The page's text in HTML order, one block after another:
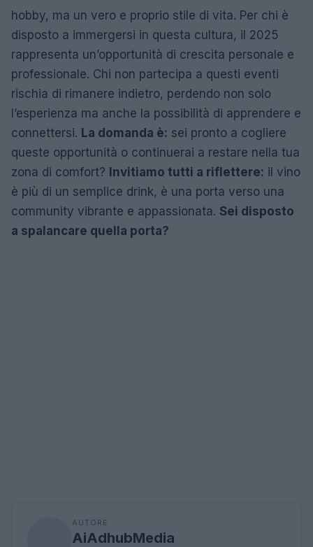
hobby, ma un vero e proprio stile di vita. Per chi è
disposto a immergersi in questa cultura, il 2025
rappresenta un’opportunità di crescita personale e
professionale. Chi non partecipa a questi eventi
rischia di rimanere indietro, perdendo non solo
l’esperienza ma anche la possibilità di apprendere e
connettersi. La domanda è: sei pronto a cogliere
queste opportunità o continuerai a restare nella tua
zona di comfort? Invitiamo tutti a riflettere: il vino
è più di un semplice drink, è una porta verso una
community vibrante e appassionata. Sei disposto
a spalancare quella porta?
AUTORE
AiAdhubMedia